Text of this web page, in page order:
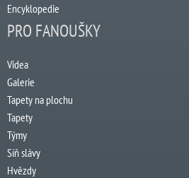
Encyklopedie
PRO FANOUŠKY
Videa
Galerie
Tapety na plochu
Tapety
Týmy
Síň slávy
Hvězdy